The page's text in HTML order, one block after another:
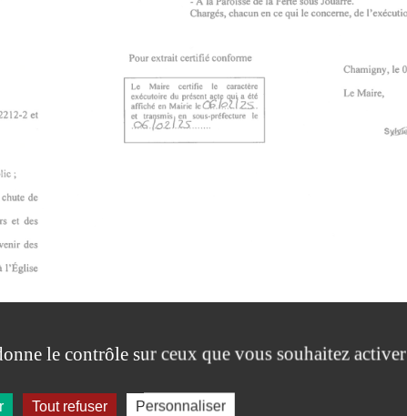
le contrôle sur ceux que vous souhaitez activer
Tout refuser Personnaliser